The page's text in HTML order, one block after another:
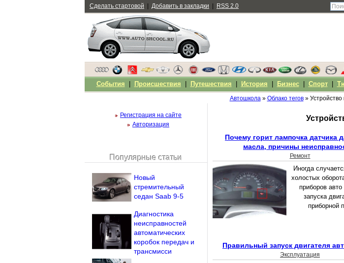
Автошкола» Облако тегов»
Почему горит лампочка датчика
масла, причины
Ремонт
Иногда
холостых
приборов
запуска
приборной
Правильный запуск двигателя
Эксплуатация
Регистрация на сайте
Авторизация
Напомнить пароль?
Популярные статьи
Новый
стремительный
седан Saab 9-5
Диагностика
неисправностей
автоматических
коробок передач и
трансмисси
Сделать стартовой Добавить в закладки RSS 2.0
События Происшествия Путешествия История Бизнес| Спорт|